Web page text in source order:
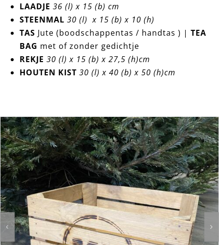
LAADJE 36 (l) x 15 (b) cm
STEENMAL 30 (l) x 15 (b) x 10 (h)
TAS Jute (boodschappentas / handtas ) | TEA
BAG met of zonder gedichtje
REKJE 30 (l) x 15 (b) x 27,5 (h)cm
HOUTEN KIST 30 (l) x 40 (b) x 50 (h)cm